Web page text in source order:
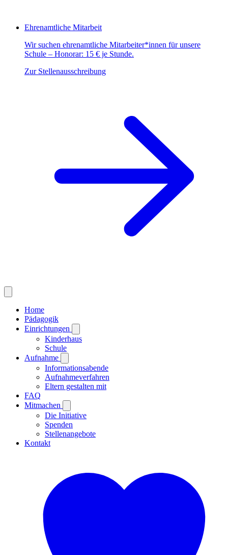
Ehrenamtliche Mitarbeit
Wir suchen ehrenamtliche Mitarbeiter*innen für unsere
Schule – Honorar: 15 € je Stunde.
Zur Stellenausschreibung
Home
Pädagogik
Einrichtungen
Kinderhaus
Schule
Aufnahme
Informationsabende
Aufnahmeverfahren
Eltern gestalten mit
FAQ
Mitmachen
Die Initiative
Spenden
Stellenangebote
Kontakt